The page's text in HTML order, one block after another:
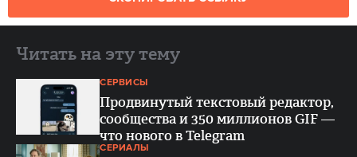
Читать на эту тему
СЕРВИСЫ
Продвинутый текстовый редактор,
сообщества и 350 миллионов GIF —
что нового в Telegram
СЕРИАЛЫ